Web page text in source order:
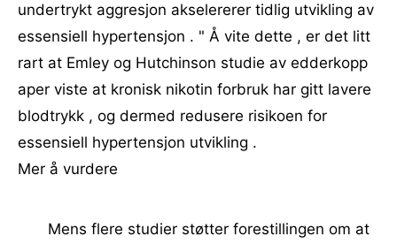
undertrykt aggresjon akselererer tidlig utvikling av
essensiell hypertensjon . " Å vite dette , er det litt
rart at Emley og Hutchinson studie av edderkopp
aper viste at kronisk nikotin forbruk har gitt lavere
blodtrykk , og dermed redusere risikoen for
essensiell hypertensjon utvikling .
Mer å vurdere
Mens flere studier støtter forestillingen om at